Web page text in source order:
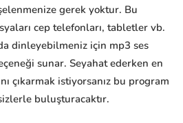
gerek yoktur. Bu
cep telefonları, tabletler vb.
dinleyebilmeniz için mp3 ses
sunar. Seyahat ederken en
çıkarmak istiyorsanız bu program
buluşturacaktır.